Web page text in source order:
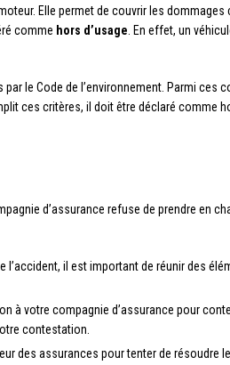
Elle permet de couvrir les dommages
comme hors d’usage . En effet, un
le Code de l’environnement. Parmi ces
ces critères, il doit être déclaré comme
d’assurance refuse de prendre en
l’accident, il est important de réunir des
à votre compagnie d’assurance pour
contestation.
des assurances pour tenter de résoudre